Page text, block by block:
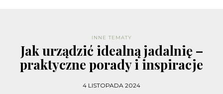
INNE TEMATY
Jak urządzić idealną jadalnię –
praktyczne porady i inspiracje
4 LISTOPADA 2024